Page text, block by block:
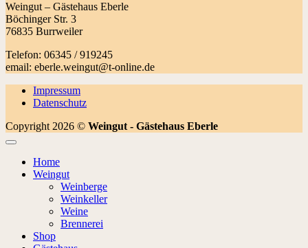
Weingut – Gästehaus Eberle
Böchinger Str. 3
76835 Burrweiler
Telefon: 06345 / 919245
email: eberle.weingut@t-online.de
Impressum
Datenschutz
Copyright 2026 © Weingut - Gästehaus Eberle
Home
Weingut
Weinberge
Weinkeller
Weine
Brennerei
Shop